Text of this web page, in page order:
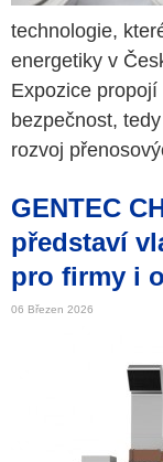
technologie,
energetiky v
Expozice
bezpečnost,
rozvoj
GENTEC
představí
pro firmy i
06 Březen 2026